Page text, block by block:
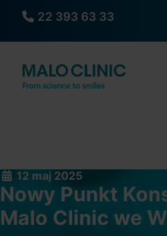
22 393 63 33
12 maj 2025
Nowy Punkt
Malo Clinic we